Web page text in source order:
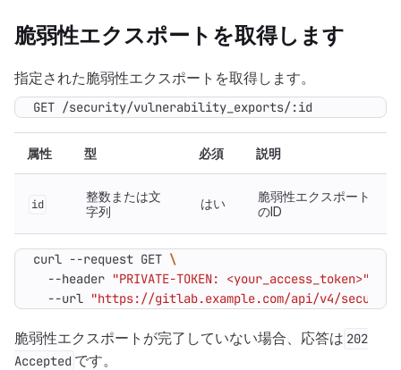
脆弱性エクスポートを取得します
指定された脆弱性エクスポートを取得します。
GET /security/vulnerability_exports/:id
属性 型 必須 説明
id
整数または文
字列
はい
脆弱性エクスポート
のID
curl --request GET
  --header
"PRIVATE-TOKEN: <your_access_token>"
  --url
"https://gitlab.example.com/api/v4/
脆弱性エクスポートが完了していない場合、応答は 202
Accepted です。